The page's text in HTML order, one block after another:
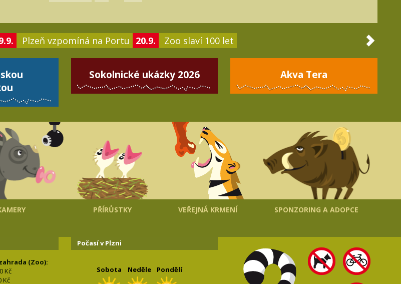
Plzeň vzpomíná na Portu 20.9. Zoo slaví 100 let
Sokolnické ukázky 2026 Akva Tera
PŘÍRŮSTKY VEŘEJNÁ KRMENÍ SPONZORING A ADOPCE
(Zoo):
Kč
Kč
Počasí v Plzni
Sobota Neděle Pondělí